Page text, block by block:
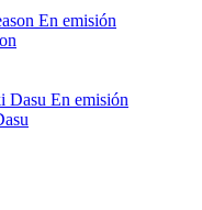
En emisión
En emisión